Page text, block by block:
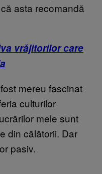
asta recomandă
vrăjitorilor care
mereu fascinat
culturilor
mele sunt
din călătorii. Dar
pasiv.